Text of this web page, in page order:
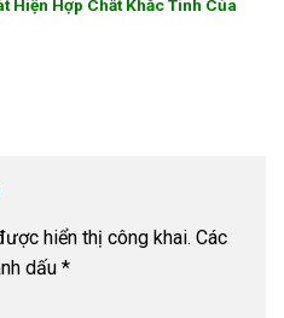
Hợp Chất Khắc Tinh Của
hiển thị công khai. Các
dấu *